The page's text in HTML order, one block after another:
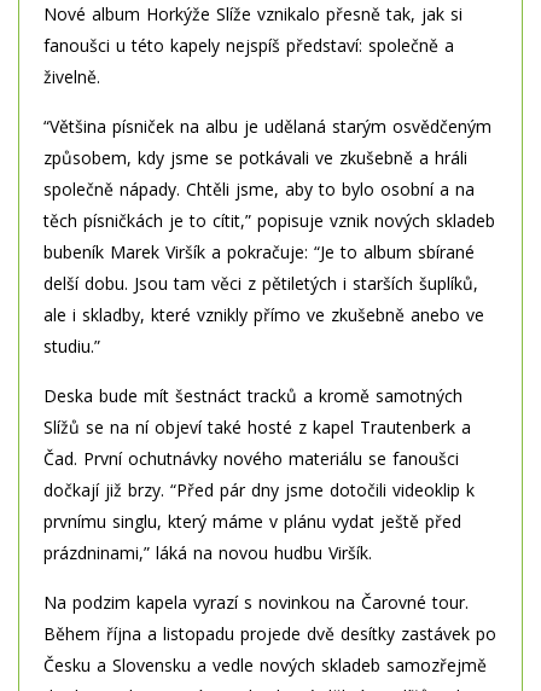
Nové album Horkýže Slíže vznikalo přesně tak, jak si
fanoušci u této kapely nejspíš představí: společně a
živelně.
“Většina písniček na albu je udělaná starým osvědčeným
způsobem, kdy jsme se potkávali ve zkušebně a hráli
společně nápady. Chtěli jsme, aby to bylo osobní a na
těch písničkách je to cítit,” popisuje vznik nových skladeb
bubeník Marek Viršík a pokračuje: “Je to album sbírané
delší dobu. Jsou tam věci z pětiletých i starších šuplíků,
ale i skladby, které vznikly přímo ve zkušebně anebo ve
studiu.”
Deska bude mít šestnáct tracků a kromě samotných
Slížů se na ní objeví také hosté z kapel Trautenberk a
Čad. První ochutnávky nového materiálu se fanoušci
dočkají již brzy. “Před pár dny jsme dotočili videoklip k
prvnímu singlu, který máme v plánu vydat ještě před
prázdninami,” láká na novou hudbu Viršík.
Na podzim kapela vyrazí s novinkou na Čarovné tour.
Během října a listopadu projede dvě desítky zastávek po
Česku a Slovensku a vedle nových skladeb samozřejmě